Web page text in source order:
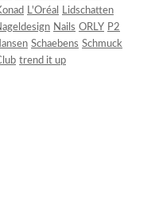
L'Oréal
Lidschatten
Nails ORLY P2
Schaebens Schmuck
trend it up